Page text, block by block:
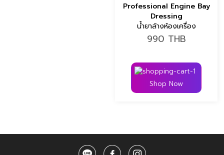
Professional Engine Bay
Dressing
น้ำยาล้างห้องเครื่อง
990 THB
Shop Now